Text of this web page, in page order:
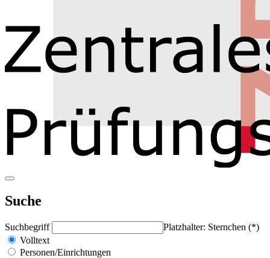
Suche
Suchbegriff
Platzhalter: Sternchen (*)
Volltext
Personen/Einrichtungen